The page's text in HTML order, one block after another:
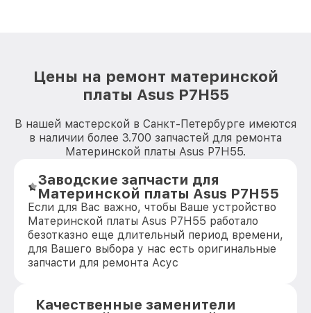
Цены на ремонт материнской
платы Asus P7H55
В нашей мастерской в Санкт-Петербурге имеются
в наличии более 3.700 запчастей для ремонта
Материнской платы Asus P7H55.
Заводские запчасти для
Материнской платы Asus P7H55
Если для Вас важно, чтобы Ваше устройство
Материнской платы Asus P7H55 работало
безотказно еще длительный период времени,
для Вашего выбора у нас есть оригинальные
запчасти для ремонта Асус
Качественные заменители